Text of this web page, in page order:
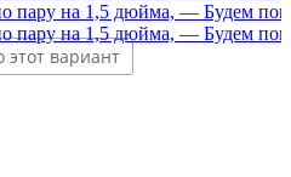
этот вариант